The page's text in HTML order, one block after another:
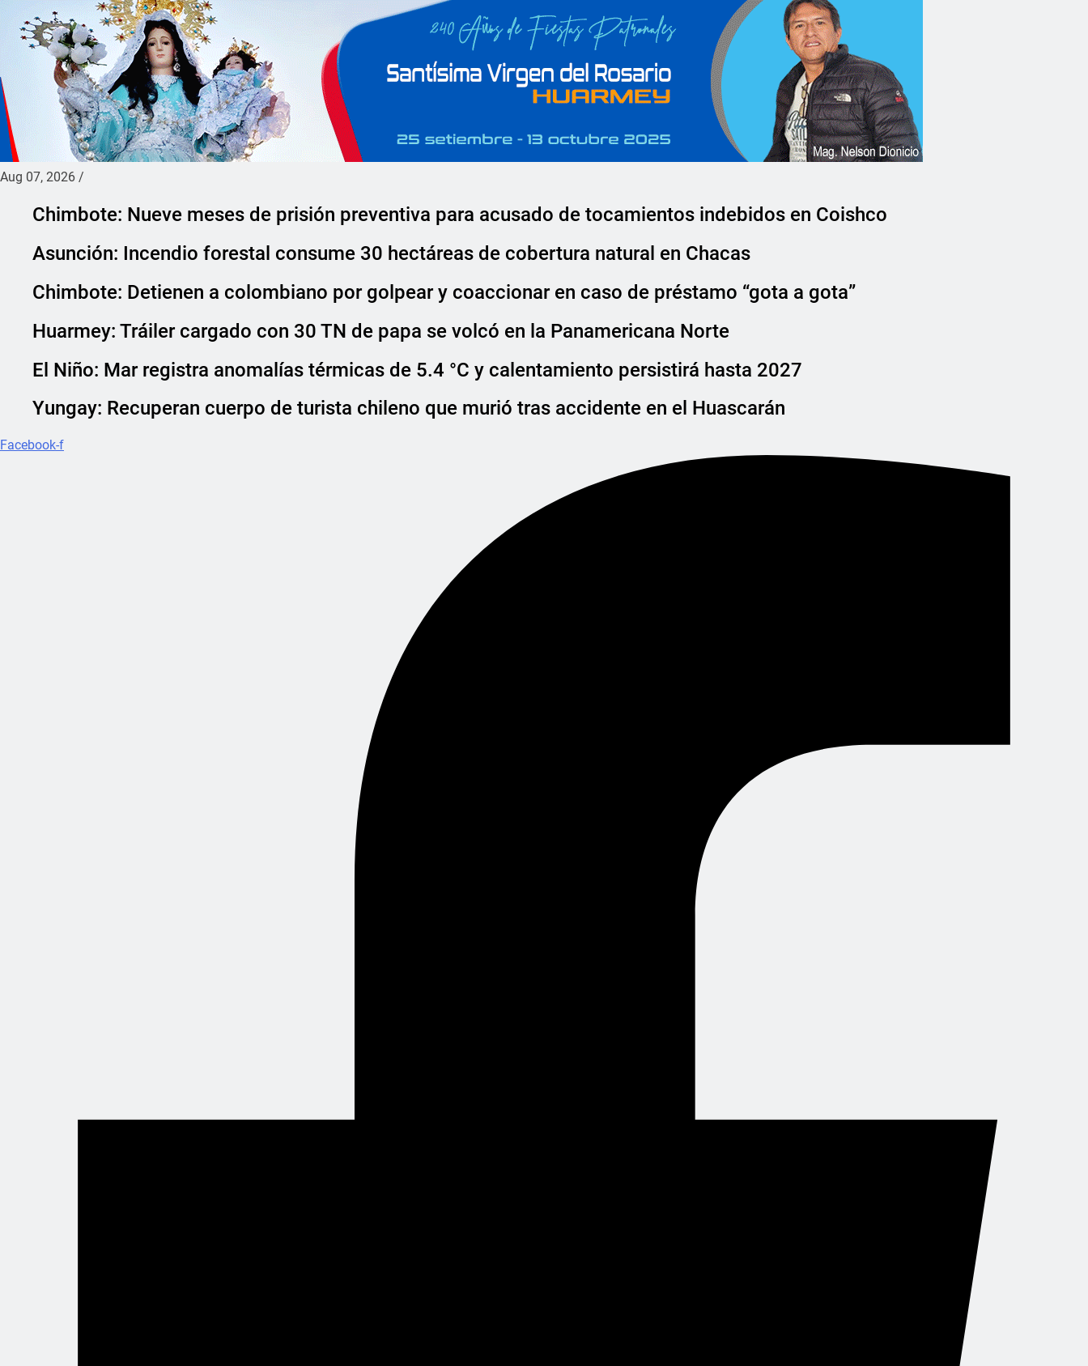
Aug 07, 2026 /
Chimbote: Nueve meses de prisión preventiva para acusado de tocamientos indebidos en Coishco
Asunción: Incendio forestal consume 30 hectáreas de cobertura natural en Chacas
Chimbote: Detienen a colombiano por golpear y coaccionar en caso de préstamo “gota a gota”
Huarmey: Tráiler cargado con 30 TN de papa se volcó en la Panamericana Norte
El Niño: Mar registra anomalías térmicas de 5.4 °C y calentamiento persistirá hasta 2027
Yungay: Recuperan cuerpo de turista chileno que murió tras accidente en el Huascarán
Facebook-f